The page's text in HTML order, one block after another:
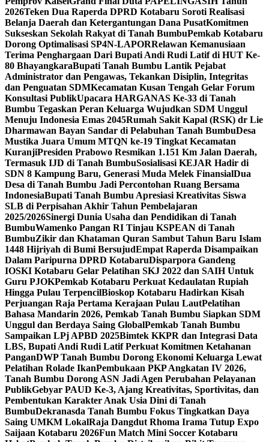
2026Teken Dua Raperda DPRD Kotabaru Soroti Realisasi
Belanja Daerah dan Ketergantungan Dana PusatKomitmen
Sukseskan Sekolah Rakyat di Tanah BumbuPemkab Kotabaru
Dorong Optimalisasi SP4N-LAPORRelawan Kemanusiaan
Terima Penghargaan Dari Bupati Andi Rudi Latif di HUT Ke-
80 BhayangkaraBupati Tanah Bumbu Lantik Pejabat
Administrator dan Pengawas, Tekankan Disiplin, Integritas
dan Penguatan SDMKecamatan Kusan Tengah Gelar Forum
Konsultasi PublikUpacara HARGANAS Ke-33 di Tanah
Bumbu Tegaskan Peran Keluarga Wujudkan SDM Unggul
Menuju Indonesia Emas 2045Rumah Sakit Kapal (RSK) dr Lie
Dharmawan Bayan Sandar di Pelabuhan Tanah BumbuDesa
Mustika Juara Umum MTQN ke-19 Tingkat Kecamatan
KuranjiPresiden Prabowo Resmikan 1.151 Km Jalan Daerah,
Termasuk IJD di Tanah BumbuSosialisasi KEJAR Hadir di
SDN 8 Kampung Baru, Generasi Muda Melek FinansialDua
Desa di Tanah Bumbu Jadi Percontohan Ruang Bersama
IndonesiaBupati Tanah Bumbu Apresiasi Kreativitas Siswa
SLB di Perpisahan Akhir Tahun Pembelajaran
2025/2026Sinergi Dunia Usaha dan Pendidikan di Tanah
BumbuWamenko Pangan RI Tinjau KSPEAN di Tanah
BumbuZikir dan Khataman Quran Sambut Tahun Baru Islam
1448 Hijriyah di Bumi BersujudEmpat Raperda Disampaikan
Dalam Paripurna DPRD KotabaruDisparpora Gandeng
IOSKI Kotabaru Gelar Pelatihan SKJ 2022 dan SAIH Untuk
Guru PJOKPemkab Kotabaru Perkuat Kedaulatan Rupiah
Hingga Pulau TerpencilBioskop Kotabaru Hadirkan Kisah
Perjuangan Raja Pertama Kerajaan Pulau LautPelatihan
Bahasa Mandarin 2026, Pemkab Tanah Bumbu Siapkan SDM
Unggul dan Berdaya Saing GlobalPemkab Tanah Bumbu
Sampaikan LPj APBD 2025Bimtek KKPR dan Integrasi Data
LBS, Bupati Andi Rudi Latif Perkuat Komitmen Ketahanan
PanganDWP Tanah Bumbu Dorong Ekonomi Keluarga Lewat
Pelatihan Rolade IkanPembukaan PKP Angkatan IV 2026,
Tanah Bumbu Dorong ASN Jadi Agen Perubahan Pelayanan
PublikGebyar PAUD Ke-3, Ajang Kreativitas, Sportivitas, dan
Pembentukan Karakter Anak Usia Dini di Tanah
BumbuDekranasda Tanah Bumbu Fokus Tingkatkan Daya
Saing UMKM LokalRaja Dangdut Rhoma Irama Tutup Expo
Saijaan Kotabaru 2026Fun Match Mini Soccer Kotabaru